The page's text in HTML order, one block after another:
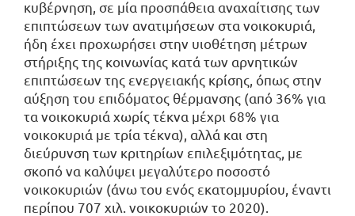
κυβέρνηση, σε μία προσπάθεια αναχαίτισης των
επιπτώσεων των ανατιμήσεων στα νοικοκυριά,
ήδη έχει προχωρήσει στην υιοθέτηση μέτρων
στήριξης της κοινωνίας κατά των αρνητικών
επιπτώσεων της ενεργειακής κρίσης, όπως στην
αύξηση του επιδόματος θέρμανσης (από 36% για
τα νοικοκυριά χωρίς τέκνα μέχρι 68% για
νοικοκυριά με τρία τέκνα), αλλά και στη
διεύρυνση των κριτηρίων επιλεξιμότητας, με
σκοπό να καλύψει μεγαλύτερο ποσοστό
νοικοκυριών (άνω του ενός εκατομμυρίου, έναντι
περίπου 707 χιλ. νοικοκυριών το 2020).